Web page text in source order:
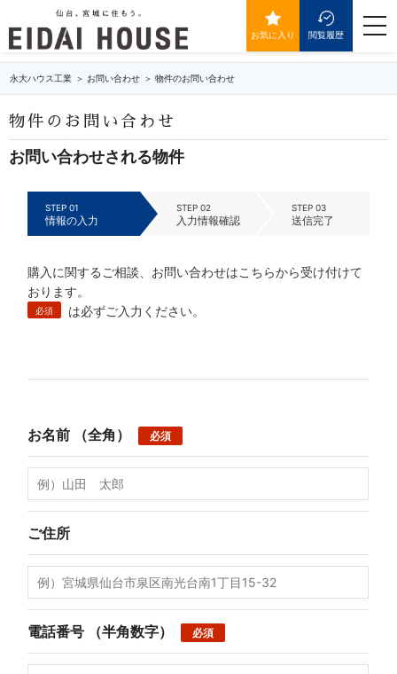
お気に入り 閲覧履歴
永大ハウス工業 お問い合わせ 物件のお問い合わせ
物件のお問い合わせ
お問い合わせされる物件
STEP 01
情報の入力
STEP 02
入力情報確認
STEP 03
送信完了
購入に関するご相談、お問い合わせはこちらから受け付けて
おります。
必須 は必ずご入力ください。
お名前 （全角） 必須
ご住所
電話番号 （半角数字） 必須